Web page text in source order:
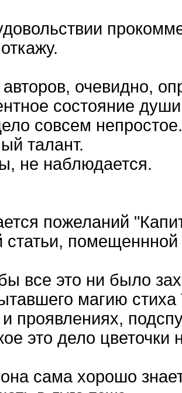
очевидно,
состояние
совсем
талант.
не наблюдается.
пожеланий
статьи, помещеннной
все это ни было
магию
проявлениях,
это дело цветочки
сама хорошо